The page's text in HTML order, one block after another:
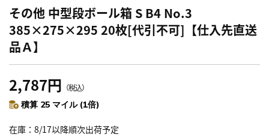
その他 中型段ボール箱 S B4 No.3
385×275×295 20枚[代引不可]【仕入先直送
品Ａ】
2,787円 （税込）
積算 25 マイル (1倍)
在庫 8/17以降順次出荷予定